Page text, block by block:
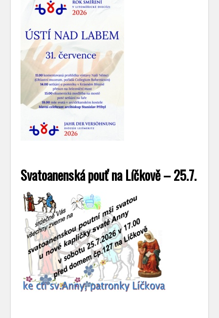
Svatoanenská pouť na Líčkově – 25.7.